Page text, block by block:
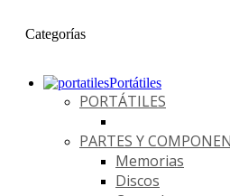
Categorías
Portátiles
PORTÁTILES
PARTES Y
Memorias
Discos